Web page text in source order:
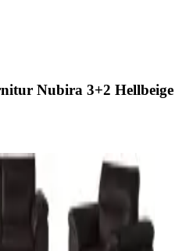
Nubira 3+2 Hellbeige